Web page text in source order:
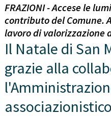
FRAZIONI - Accese le
contributo del Comune.
lavoro di
Il Natale di San
grazie alla